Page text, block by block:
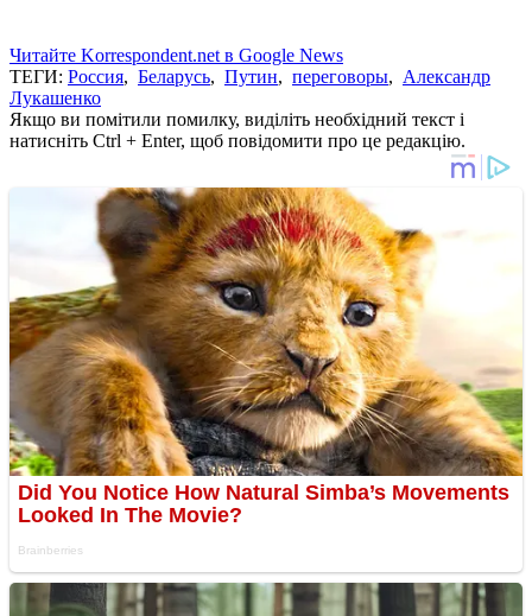
Читайте Korrespondent.net в Google News
ТЕГИ: Россия, Беларусь, Путин, переговоры, Александр
Лукашенко
Якщо ви помітили помилку, виділіть необхідний текст і
натисніть Ctrl + Enter, щоб повідомити про це редакцію.